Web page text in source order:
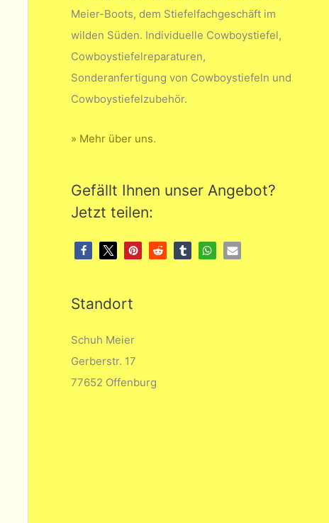
Meier-Boots, dem Stiefelfachgeschäft im
wilden Süden. Individuelle Cowboystiefel,
Cowboystiefelreparaturen,
Sonderanfertigung von Cowboystiefeln und
Cowboystiefelzubehör.
» Mehr über uns.
Gefällt Ihnen unser Angebot?
Jetzt teilen:
Standort
Schuh Meier
Gerberstr. 17
77652 Offenburg